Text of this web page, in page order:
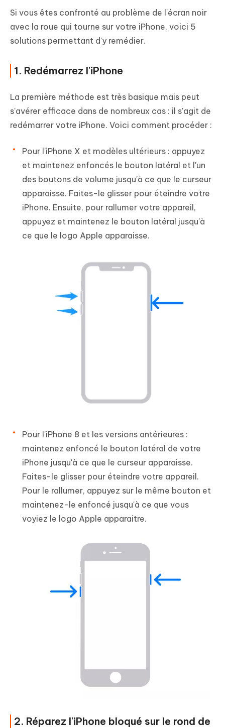
Si vous êtes confronté au problème de l'écran noir
avec la roue qui tourne sur votre iPhone, voici 5
solutions permettant d'y remédier.
1. Redémarrez l'iPhone
La première méthode est très basique mais peut
s'avérer efficace dans de nombreux cas : il s'agit de
redémarrer votre iPhone. Voici comment procéder :
Pour l'iPhone X et modèles ultérieurs : appuyez
et maintenez enfoncés le bouton latéral et l'un
des boutons de volume jusqu'à ce que le curseur
apparaisse. Faites-le glisser pour éteindre votre
iPhone. Ensuite, pour rallumer votre appareil,
appuyez et maintenez le bouton latéral jusqu'à
ce que le logo Apple apparaisse.
Pour l'iPhone 8 et les versions antérieures :
maintenez enfoncé le bouton latéral de votre
iPhone jusqu'à ce que le curseur apparaisse.
Faites-le glisser pour éteindre votre appareil.
Pour le rallumer, appuyez sur le même bouton et
maintenez-le enfoncé jusqu'à ce que vous
voyiez le logo Apple apparaitre.
2. Réparez l'iPhone bloqué sur le rond de